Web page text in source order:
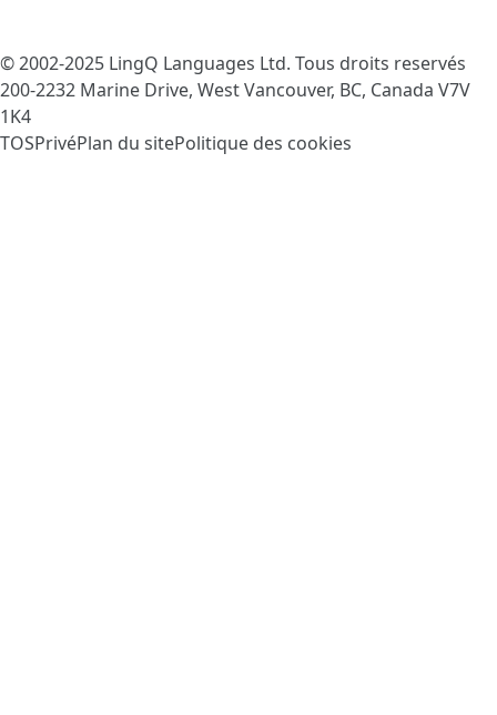
© 2002-2025 LingQ Languages Ltd. Tous droits reservés
200-2232 Marine Drive, West Vancouver, BC, Canada V7V
1K4
TOSPrivéPlan du sitePolitique des cookies